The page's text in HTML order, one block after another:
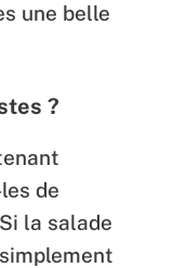
une belle
?
de
la salade